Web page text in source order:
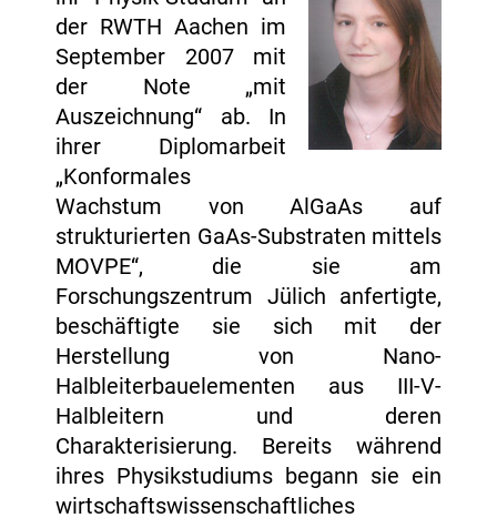
der RWTH Aachen im
September 2007 mit
der Note „mit
Auszeichnung“ ab. In
ihrer Diplomarbeit
„Konformales
Wachstum von AlGaAs auf
strukturierten GaAs-Substraten mittels
MOVPE“, die sie am
Forschungszentrum Jülich anfertigte,
beschäftigte sie sich mit der
Herstellung von Nano-
Halbleiterbauelementen aus III-V-
Halbleitern und deren
Charakterisierung. Bereits während
ihres Physikstudiums begann sie ein
wirtschaftswissenschaftliches